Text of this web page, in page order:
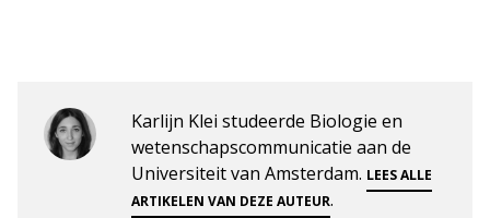
Karlijn Klei studeerde Biologie en
wetenschapscommunicatie aan de
Universiteit van Amsterdam. LEES ALLE
ARTIKELEN VAN DEZE AUTEUR.